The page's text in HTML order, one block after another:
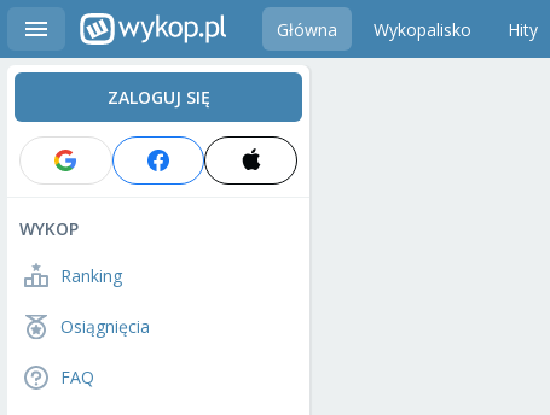
Główna Wykopalisko Hity
ZALOGUJ SIĘ
WYKOP
Ranking
Osiągnięcia
FAQ